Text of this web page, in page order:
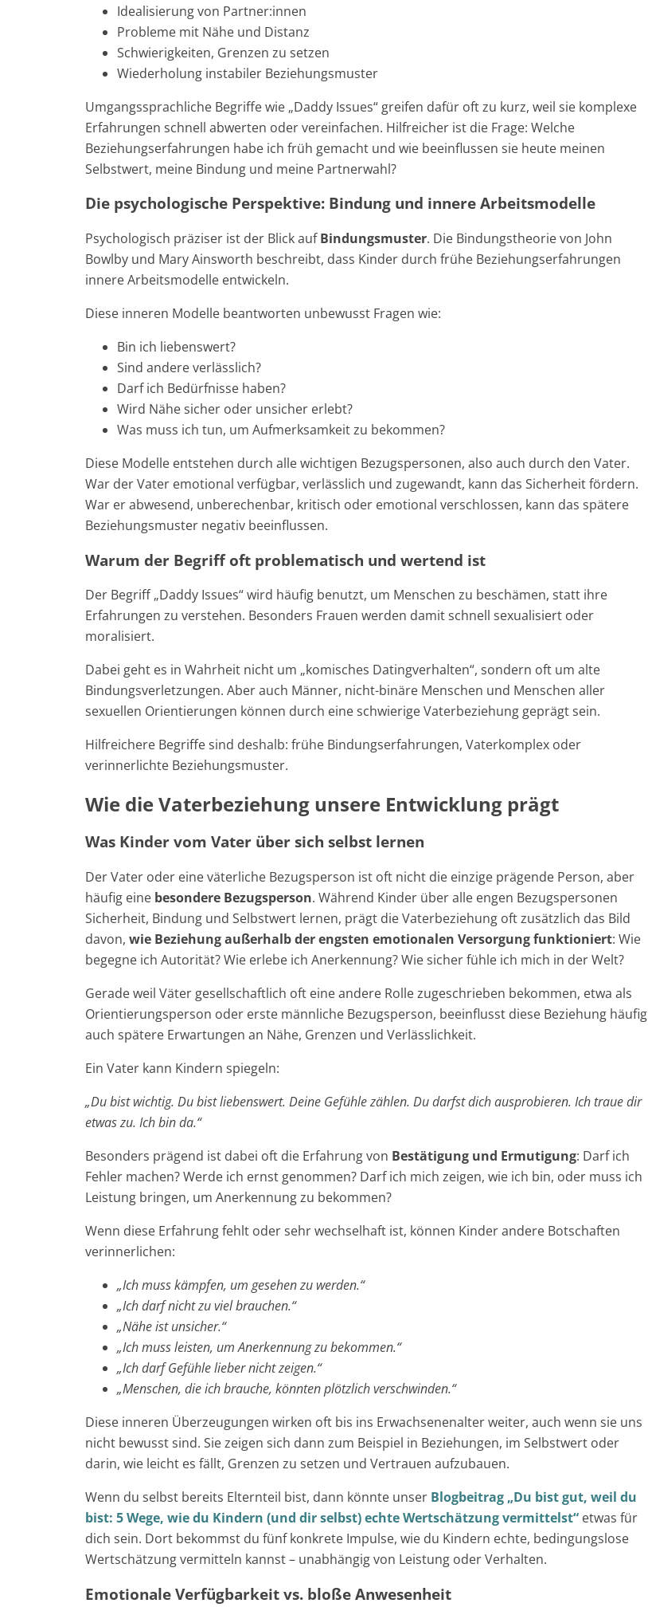
Idealisierung von Partner:innen
Probleme mit Nähe und Distanz
Schwierigkeiten, Grenzen zu setzen
Wiederholung instabiler Beziehungsmuster
Umgangssprachliche Begriffe wie „Daddy Issues“ greifen dafür oft zu kurz, weil sie komplexe
Erfahrungen schnell abwerten oder vereinfachen. Hilfreicher ist die Frage: Welche
Beziehungserfahrungen habe ich früh gemacht und wie beeinflussen sie heute meinen
Selbstwert, meine Bindung und meine Partnerwahl?
Die psychologische Perspektive: Bindung und innere Arbeitsmodelle
Psychologisch präziser ist der Blick aufBindungsmuster. Die Bindungstheorie von John
Bowlby und Mary Ainsworth beschreibt, dass Kinder durch frühe Beziehungserfahrungen
innere Arbeitsmodelle entwickeln.
Diese inneren Modelle beantworten unbewusst Fragen wie:
Bin ich liebenswert?
Sind andere verlässlich?
Darf ich Bedürfnisse haben?
Wird Nähe sicher oder unsicher erlebt?
Was muss ich tun, um Aufmerksamkeit zu bekommen?
Diese Modelle entstehen durch alle wichtigen Bezugspersonen, also auch durch den Vater.
War der Vater emotional verfügbar, verlässlich und zugewandt, kann das Sicherheit fördern.
War er abwesend, unberechenbar, kritisch oder emotional verschlossen, kann das spätere
Beziehungsmuster negativ beeinflussen.
Warum der Begriff oft problematisch und wertend ist
Der Begriff „Daddy Issues“ wird häufig benutzt, um Menschen zu beschämen, statt ihre
Erfahrungen zu verstehen. Besonders Frauen werden damit schnell sexualisiert oder
moralisiert.
Dabei geht es in Wahrheit nicht um „komisches Datingverhalten“, sondern oft um alte
Bindungsverletzungen. Aber auch Männer, nicht-binäre Menschen und Menschen aller
sexuellen Orientierungen können durch eine schwierige Vaterbeziehung geprägt sein.
Hilfreichere Begriffe sind deshalb: frühe Bindungserfahrungen, Vaterkomplex oder
verinnerlichte Beziehungsmuster.
Wie die Vaterbeziehung unsere Entwicklung prägt
Was Kinder vom Vater über sich selbst lernen
Der Vater oder eine väterliche Bezugsperson ist oft nicht die einzige prägende Person, aber
häufig eine besondere Bezugsperson. Während Kinder über alle engen Bezugspersonen
Sicherheit, Bindung und Selbstwert lernen, prägt die Vaterbeziehung oft zusätzlich das Bild
davon, wie Beziehung außerhalb der engsten emotionalen Versorgung funktioniert: Wie
begegne ich Autorität? Wie erlebe ich Anerkennung? Wie sicher fühle ich mich in der Welt?
Gerade weil Väter gesellschaftlich oft eine andere Rolle zugeschrieben bekommen, etwa als
Orientierungsperson oder erste männliche Bezugsperson, beeinflusst diese Beziehung häufig
auch spätere Erwartungen an Nähe, Grenzen und Verlässlichkeit.
Ein Vater kann Kindern spiegeln:
„Du bist wichtig. Du bist liebenswert. Deine Gefühle zählen. Du darfst dich ausprobieren. Ich traue dir
etwas zu. Ich bin da.“
Besonders prägend ist dabei oft die Erfahrung von Bestätigung und Ermutigung: Darf ich
Fehler machen? Werde ich ernst genommen? Darf ich mich zeigen, wie ich bin, oder muss ich
Leistung bringen, um Anerkennung zu bekommen?
Wenn diese Erfahrung fehlt oder sehr wechselhaft ist, können Kinder andere Botschaften
verinnerlichen:
„Ich muss kämpfen, um gesehen zu werden.“
„Ich darf nicht zu viel brauchen.“
„Nähe ist unsicher.“
„Ich muss leisten, um Anerkennung zu bekommen.“
„Ich darf Gefühle lieber nicht zeigen.“
„Menschen, die ich brauche, könnten plötzlich verschwinden.“
Diese inneren Überzeugungen wirken oft bis ins Erwachsenenalter weiter, auch wenn sie uns
nicht bewusst sind. Sie zeigen sich dann zum Beispiel in Beziehungen, im Selbstwert oder
darin, wie leicht es fällt, Grenzen zu setzen und Vertrauen aufzubauen.
Wenn du selbst bereits Elternteil bist, dann könnte unser Blogbeitrag „Du bist gut, weil du
bist: 5 Wege, wie du Kindern (und dir selbst) echte Wertschätzung vermittelst“ etwas für
dich sein. Dort bekommst du fünf konkrete Impulse, wie du Kindern echte, bedingungslose
Wertschätzung vermitteln kannst – unabhängig von Leistung oder Verhalten.
Emotionale Verfügbarkeit vs. bloße Anwesenheit